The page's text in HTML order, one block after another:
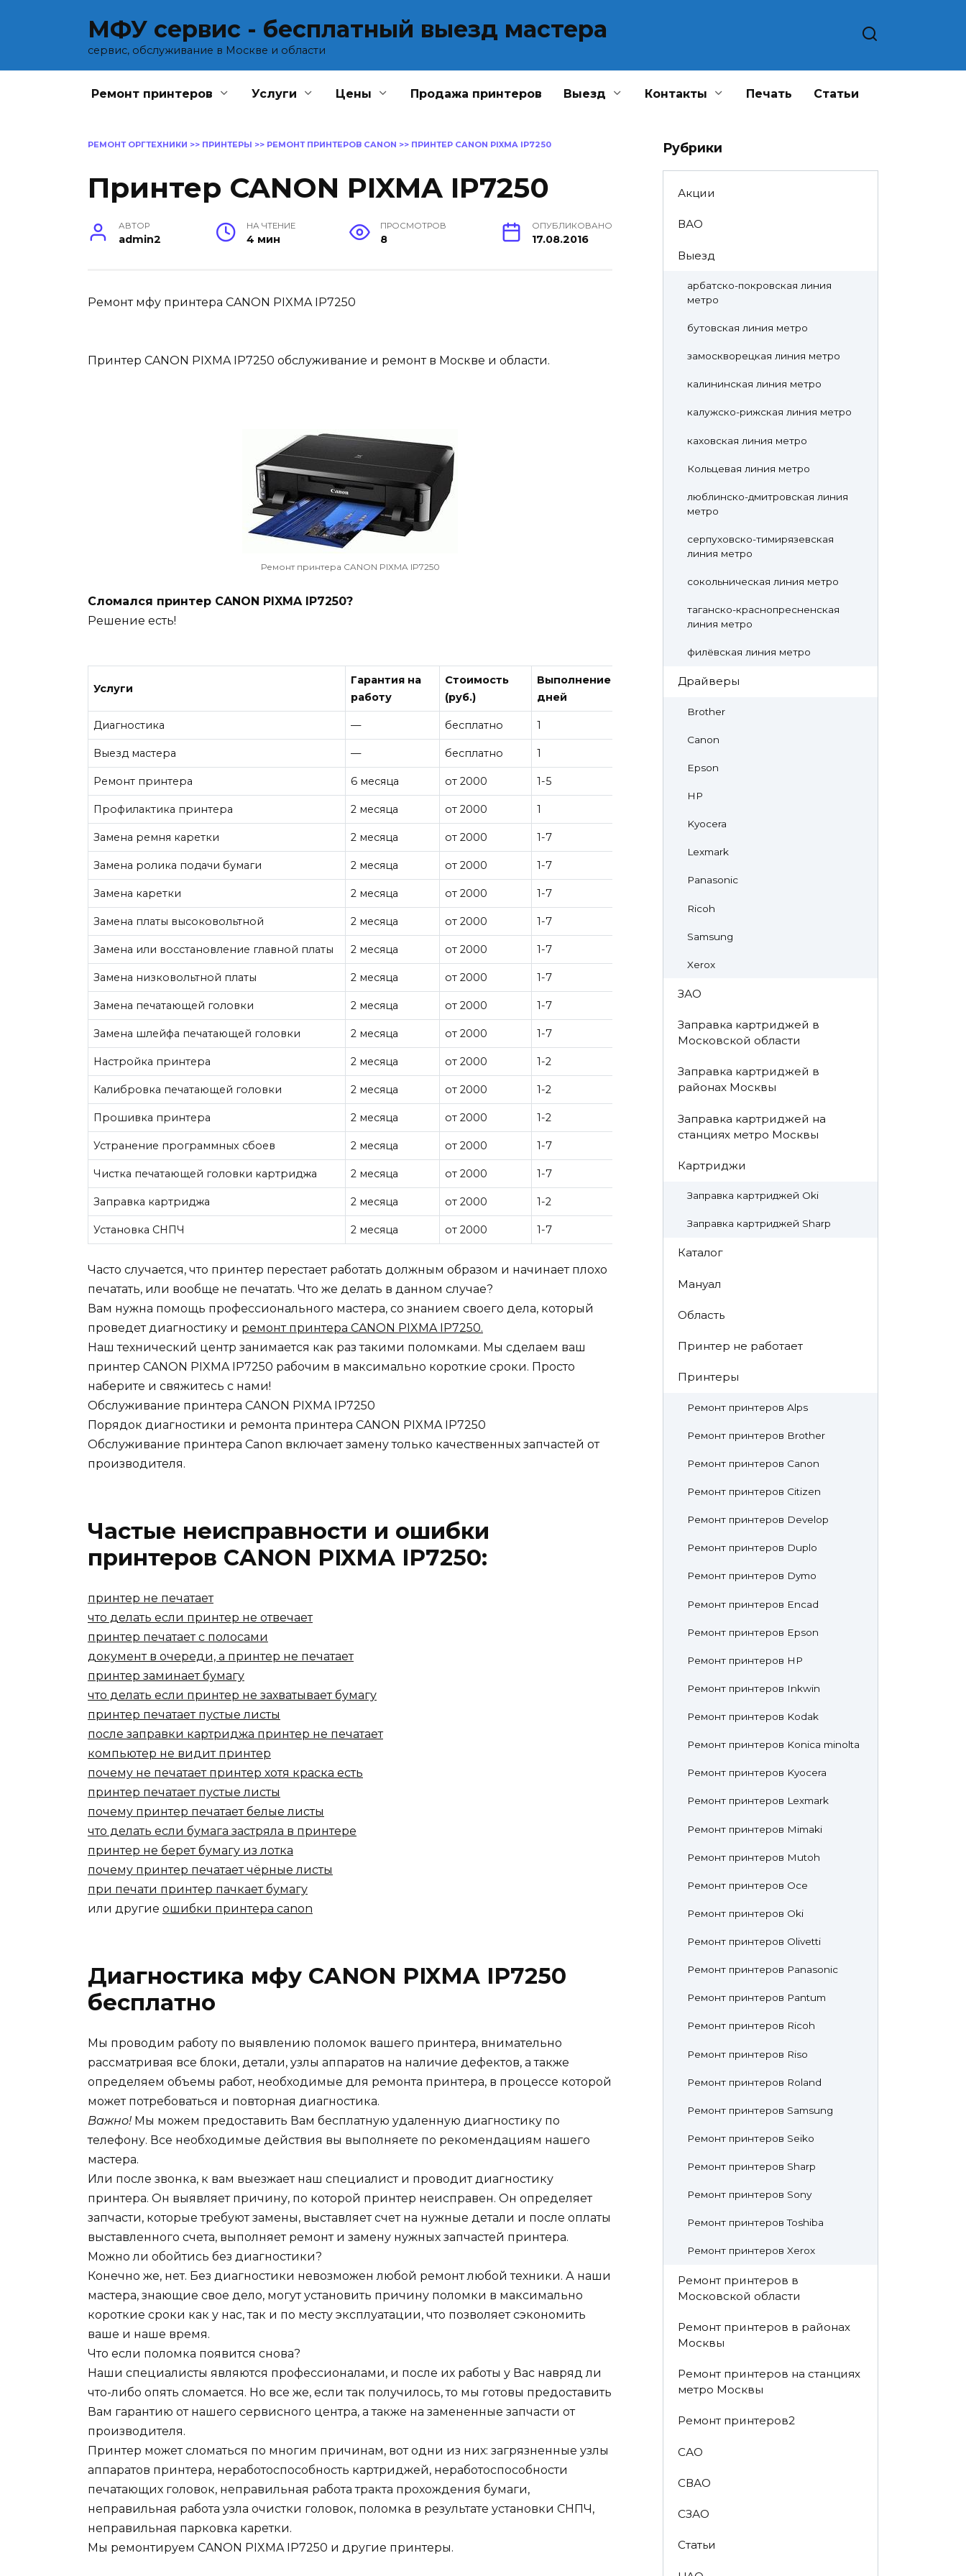
МФУ сервис - бесплатный выезд мастера
сервис, обслуживание в Москве и области
Ремонт принтеров Услуги Цены Продажа принтеров Выезд Контакты Печать Статьи
РЕМОНТ ОРГТЕХНИКИ >> ПРИНТЕРЫ >> РЕМОНТ ПРИНТЕРОВ CANON >> ПРИНТЕР CANON PIXMA IP7250
Принтер CANON PIXMA IP7250
АВТОР
admin2
НА ЧТЕНИЕ
4 мин
ПРОСМОТРОВ
8
ОПУБЛИКОВАНО
17.08.2016
Ремонт мфу принтера CANON PIXMA IP7250
Принтер CANON PIXMA IP7250 обслуживание и ремонт в Москве и области.
Ремонт принтера CANON PIXMA IP7250
Сломался принтер CANON PIXMA IP7250?
Решение есть!
Услуги
Гарантия на
работу
Стоимость
(руб.)
Выполнение
дней
Диагностика — бесплатно 1
Выезд мастера — бесплатно 1
Ремонт принтера 6 месяца от 2000 1-5
Профилактика принтера 2 месяца от 2000 1
Замена ремня каретки 2 месяца от 2000 1-7
Замена ролика подачи бумаги 2 месяца от 2000 1-7
Замена каретки 2 месяца от 2000 1-7
Замена платы высоковольтной 2 месяца от 2000 1-7
Замена или восстановление главной платы 2 месяца от 2000 1-7
Замена низковольтной платы 2 месяца от 2000 1-7
Замена печатающей головки 2 месяца от 2000 1-7
Замена шлейфа печатающей головки 2 месяца от 2000 1-7
Настройка принтера 2 месяца от 2000 1-2
Калибровка печатающей головки 2 месяца от 2000 1-2
Прошивка принтера 2 месяца от 2000 1-2
Устранение программных сбоев 2 месяца от 2000 1-7
Чистка печатающей головки картриджа 2 месяца от 2000 1-7
Заправка картриджа 2 месяца от 2000 1-2
Установка СНПЧ 2 месяца от 2000 1-7
Часто случается, что принтер перестает работать должным образом и начинает плохо
печатать, или вообще не печатать. Что же делать в данном случае?
Вам нужна помощь профессионального мастера, со знанием своего дела, который
проведет диагностику и ремонт принтера CANON PIXMA IP7250.
Наш технический центр занимается как раз такими поломками. Мы сделаем ваш
принтер CANON PIXMA IP7250 рабочим в максимально короткие сроки. Просто
наберите и свяжитесь с нами!
Обслуживание принтера CANON PIXMA IP7250
Порядок диагностики и ремонта принтера CANON PIXMA IP7250
Обслуживание принтера Canon включает замену только качественных запчастей от
производителя.
Частые неисправности и ошибки
принтеров CANON PIXMA IP7250:
принтер не печатает
что делать если принтер не отвечает
принтер печатает с полосами
документ в очереди, а принтер не печатает
принтер заминает бумагу
что делать если принтер не захватывает бумагу
принтер печатает пустые листы
после заправки картриджа принтер не печатает
компьютер не видит принтер
почему не печатает принтер хотя краска есть
принтер печатает пустые листы
почему принтер печатает белые листы
что делать если бумага застряла в принтере
принтер не берет бумагу из лотка
почему принтер печатает чёрные листы
при печати принтер пачкает бумагу
или другие ошибки принтера canon
Диагностика мфу CANON PIXMA IP7250
бесплатно
Мы проводим работу по выявлению поломок вашего принтера, внимательно
рассматривая все блоки, детали, узлы аппаратов на наличие дефектов, а также
определяем объемы работ, необходимые для ремонта принтера, в процессе которой
может потребоваться и повторная диагностика.
Важно! Мы можем предоставить Вам бесплатную удаленную диагностику по
телефону. Все необходимые действия вы выполняете по рекомендациям нашего
мастера.
Или после звонка, к вам выезжает наш специалист и проводит диагностику
принтера. Он выявляет причину, по которой принтер неисправен. Он определяет
запчасти, которые требуют замены, выставляет счет на нужные детали и после оплаты
выставленного счета, выполняет ремонт и замену нужных запчастей принтера.
Можно ли обойтись без диагностики?
Конечно же, нет. Без диагностики невозможен любой ремонт любой техники. А наши
мастера, знающие свое дело, могут установить причину поломки в максимально
короткие сроки как у нас, так и по месту эксплуатации, что позволяет сэкономить
ваше и наше время.
Что если поломка появится снова?
Наши специалисты являются профессионалами, и после их работы у Вас навряд ли
что-либо опять сломается. Но все же, если так получилось, то мы готовы предоставить
Вам гарантию от нашего сервисного центра, а также на замененные запчасти от
производителя.
Принтер может сломаться по многим причинам, вот одни из них: загрязненные узлы
аппаратов принтера, неработоспособность картриджей, неработоспособности
печатающих головок, неправильная работа тракта прохождения бумаги,
неправильная работа узла очистки головок, поломка в результате установки СНПЧ,
неправильная парковка каретки.
Мы ремонтируем CANON PIXMA IP7250 и другие принтеры.
Рубрики
Акции
ВАО
Выезд
арбатско-покровская линия
метро
бутовская линия метро
замоскворецкая линия метро
калининская линия метро
калужско-рижская линия метро
каховская линия метро
Кольцевая линия метро
люблинско-дмитровская линия
метро
серпуховско-тимирязевская
линия метро
сокольническая линия метро
таганско-краснопресненская
линия метро
филёвская линия метро
Драйверы
Brother
Canon
Epson
HP
Kyocera
Lexmark
Panasonic
Ricoh
Samsung
Xerox
ЗАО
Заправка картриджей в
Московской области
Заправка картриджей в
районах Москвы
Заправка картриджей на
станциях метро Москвы
Картриджи
Заправка картриджей Oki
Заправка картриджей Sharp
Каталог
Мануал
Область
Принтер не работает
Принтеры
Ремонт принтеров Alps
Ремонт принтеров Brother
Ремонт принтеров Canon
Ремонт принтеров Citizen
Ремонт принтеров Develop
Ремонт принтеров Duplo
Ремонт принтеров Dymo
Ремонт принтеров Encad
Ремонт принтеров Epson
Ремонт принтеров HP
Ремонт принтеров Inkwin
Ремонт принтеров Kodak
Ремонт принтеров Konica minolta
Ремонт принтеров Kyocera
Ремонт принтеров Lexmark
Ремонт принтеров Mimaki
Ремонт принтеров Mutoh
Ремонт принтеров Oce
Ремонт принтеров Oki
Ремонт принтеров Olivetti
Ремонт принтеров Panasonic
Ремонт принтеров Pantum
Ремонт принтеров Ricoh
Ремонт принтеров Riso
Ремонт принтеров Roland
Ремонт принтеров Samsung
Ремонт принтеров Seiko
Ремонт принтеров Sharp
Ремонт принтеров Sony
Ремонт принтеров Toshiba
Ремонт принтеров Xerox
Ремонт принтеров в
Московской области
Ремонт принтеров в районах
Москвы
Ремонт принтеров на станциях
метро Москвы
Ремонт принтеров2
САО
СВАО
СЗАО
Статьи